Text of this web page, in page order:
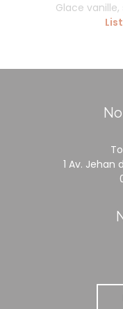
Glace
1 Av. Jehan